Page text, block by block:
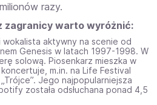
razy.
zagranicy warto wyróżnić:
wokalista aktywny na scenie od
Genesis w latach 1997-1998. W
solową. Piosenkarz mieszka w
m.in. na Life Festival
Jego najpopularniejsza
została odsłuchana ponad 4,5